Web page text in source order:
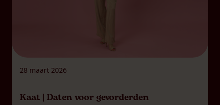
28 maart 2026
Kaat | Daten voor gevorderden